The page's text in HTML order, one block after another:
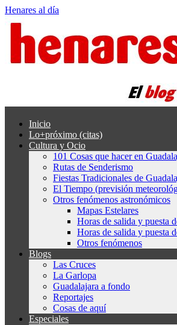
Henares al día
Inicio
Lo+próximo (citas)
Cultura y Ocio
101 Cosas que hacer en
Rutas de Senderismo
Fiestas Tradicionales de
El Tiempo (previsión
Otros fenómenos astronómicos
Mapas Estelares
Horas de salida y puesta
Horas de salida y puesta
Otros fenómenos
Blogs
Las Cruces
La Garlopa
Guadalajara a fondo
Reportajes
Cosas de aquí
Especiales